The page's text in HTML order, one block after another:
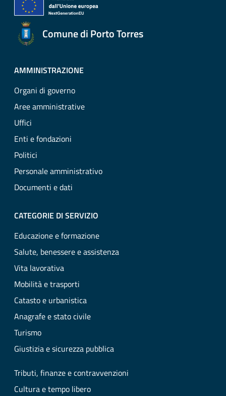
Comune di Porto Torres
AMMINISTRAZIONE
Organi di governo
Aree amministrative
Uffici
Enti e fondazioni
Politici
Personale amministrativo
Documenti e dati
CATEGORIE DI SERVIZIO
Educazione e formazione
Salute, benessere e assistenza
Vita lavorativa
Mobilità e trasporti
Catasto e urbanistica
Anagrafe e stato civile
Turismo
Giustizia e sicurezza pubblica
Tributi, finanze e contravvenzioni
Cultura e tempo libero